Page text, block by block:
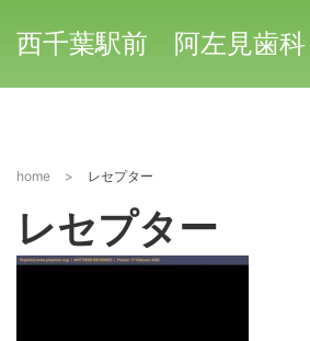
西千葉駅前 阿左見歯科
home > レセプター
レセプター